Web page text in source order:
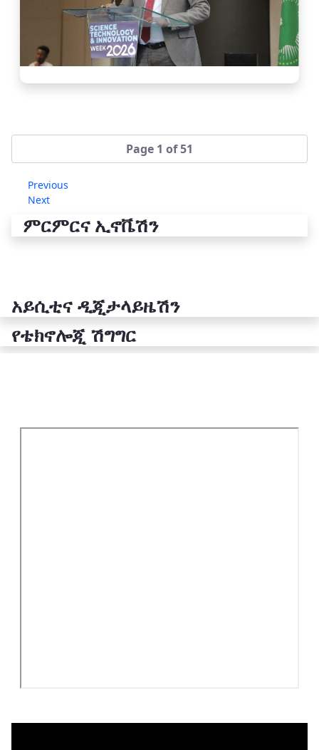
Page 1 of 51
Next
ምርምርና ኢኖቬሽን
የቴክኖሎጂ ሽግግር